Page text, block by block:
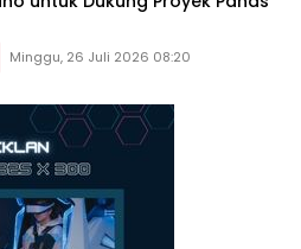
Minggu, 26 Juli 2026 08:20